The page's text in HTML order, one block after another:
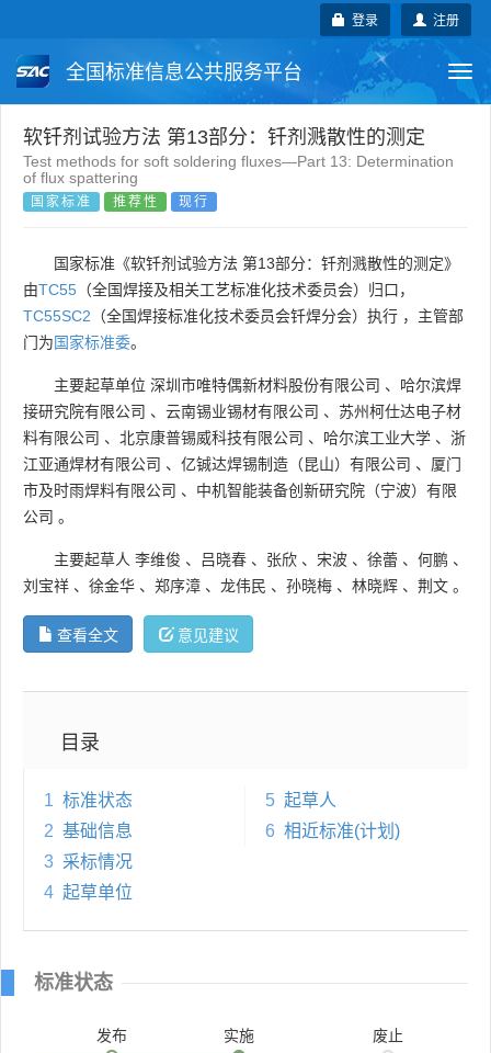
注册
登录
全国标准信息公共服务平台
国家标准 行业标准 地方标准
团体标准
软钎剂试验方法 第13部分：钎剂溅散性的测定
Test methods for soft soldering fluxes—Part 13: Determination
of flux spattering
国家标准 推荐性 现行
国家标准《软钎剂试验方法 第13部分：钎剂溅散性的测定》
由TC55 （全国焊接及相关工艺标准化技术委员会）归口，
TC55SC2 （全国焊接标准化技术委员会钎焊分会）执行 ，主管部
门为国家标准委。
主要起草单位 深圳市唯特偶新材料股份有限公司 、 哈尔滨焊
接研究院有限公司 、 云南锡业锡材有限公司 、 苏州柯仕达电子材
料有限公司 、 北京康普锡威科技有限公司 、 哈尔滨工业大学 、 浙
江亚通焊材有限公司 、 亿铖达焊锡制造（昆山）有限公司 、 厦门
市及时雨焊料有限公司 、 中机智能装备创新研究院（宁波）有限
公司 。
主要起草人 李维俊 、 吕晓春 、 张欣 、 宋波 、 徐蕾 、 何鹏 、
刘宝祥 、 徐金华 、 郑序漳 、 龙伟民 、 孙晓梅 、 林晓辉 、 荆文 。
查看全文 意见建议
目录
1 标准状态
2 基础信息
3 采标情况
4 起草单位
5 起草人
6 相近标准(计划)
标准状态
发布 实施 废止